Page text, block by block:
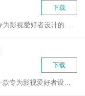
下载
下载